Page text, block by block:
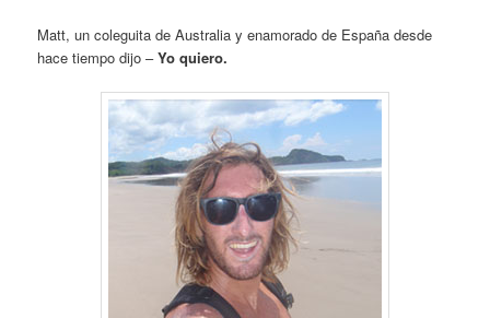
Matt, un coleguita de Australia y enamorado de España desde
hace tiempo dijo –Yo quiero.